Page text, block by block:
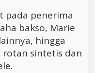
pada penerima
bakso, Marie
hingga
rotan sintetis dan